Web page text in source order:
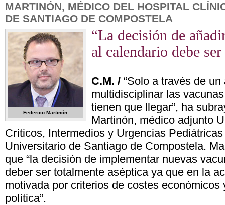
MARTINÓN, MÉDICO DEL HOSPITAL
DE SANTIAGO DE COMPOSTELA
Federico Martinón.
“La decisión de
al calendario debe ser
C.M. / “Solo a través de un
multidisciplinar las
tienen que llegar”, ha
Martinón, médico adjunto
Críticos, Intermedios y Urgencias
Universitario de Santiago de Compostela.
que “la decisión de implementar nuevas
deber ser totalmente aséptica ya que en la
motivada por criterios de costes económicos
política”.